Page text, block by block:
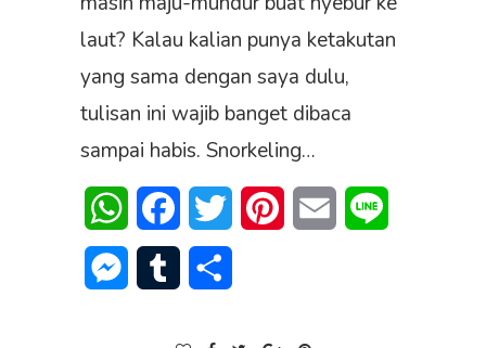
laut? Kalau kalian punya ketakutan
yang sama dengan saya dulu,
tulisan ini wajib banget dibaca
sampai habis. Snorkeling…
WhatsAppFacebookTwitter PinterestEmail
Messenger
Tumblr